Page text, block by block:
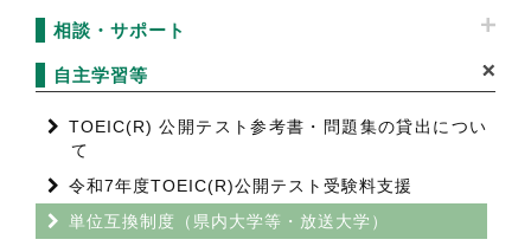
相談・サポート
自主学習等
TOEIC(R) 公開テスト参考書・問題集の貸出につい
て
令和7年度TOEIC(R)公開テスト受験料支援
単位互換制度（県内大学等・放送大学）